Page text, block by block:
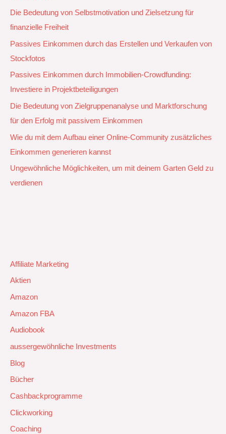
Die Bedeutung von Selbstmotivation und Zielsetzung für
finanzielle Freiheit
Passives Einkommen durch das Erstellen und Verkaufen von
Stockfotos
Passives Einkommen durch Immobilien-Crowdfunding:
Investiere in Projektbeteiligungen
Die Bedeutung von Zielgruppenanalyse und Marktforschung
für den Erfolg mit passivem Einkommen
Wie du mit dem Aufbau einer Online-Community zusätzliches
Einkommen generieren kannst
Ungewöhnliche Möglichkeiten, um mit deinem Garten Geld zu
verdienen
Affiliate Marketing
Aktien
Amazon
Amazon FBA
Audiobook
aussergewöhnliche Investments
Blog
Bücher
Cashbackprogramme
Clickworking
Coaching